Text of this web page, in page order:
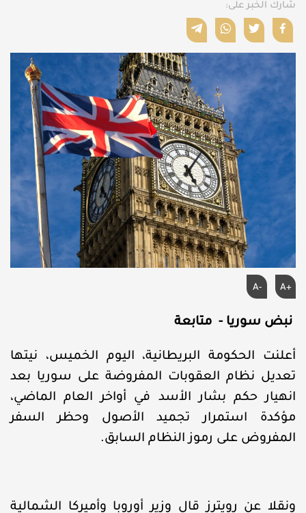
شارك الخبر على:
A+
A-
نبض سوريا - متابعة
أعلنت الحكومة البريطانية، اليوم الخميس، نيتها
تعديل نظام العقوبات المفروضة على سوريا بعد
انهيار حكم بشار الأسد في أواخر العام الماضي،
مؤكدة استمرار تجميد الأصول وحظر السفر
المفروض على رموز النظام السابق.
ونقلا عن رويترز قال وزير أوروبا وأميركا الشمالية